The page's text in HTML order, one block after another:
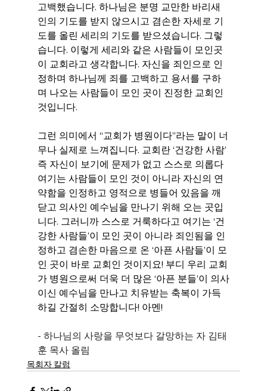
고백했습니다. 하나님은 분명 교만한 바리새
인의 기도를 받지 않으시고 겸손한 자세로 기
도를 올린 세리의 기도를 받으셨습니다. 그렇
습니다. 이렇게 세리와 같은 사람들이 모인곳
이 교회라고 생각합니다. 자신을 죄인으로 인
정하며 하나님께 죄를 고백하고 용서를 구하
며 나오는 사람들이 모인 곳이 진정한 교회인
것입니다.
그런 의미에서 “교회가 병원이다”라는 말이 너
무나 실제로 느껴집니다. 교회란 ‘건강한 사람’
즉 자신이 보기에 문제가 없고 스스로 의롭다
여기는 사람들이 모인 것이 아니라 자신의 연
약함을 인정하고 영적으로 병들어 있음을 깨
닫고 의사인 예수님을 만나기 위해 오는 곳입
니다. 그러니까 스스로 거룩하다고 여기는 ‘건
강한 사람들’이 모인 곳이 아니라 죄인됨을 인
정하고 겸손한 마음으로 온 ‘아픈 사람들’이 모
인 곳이 바로 교회인 것이지요! 부디 우리 교회
가 병원으로써 더욱 더 많은 ‘아픈 분들’이 의사
이신 예수님을 만나고 치유받는 축복이 가득
하길 간절히 소망합니다! 아멘!
- 하나님의 사랑을 무엇보다 갈망하는 자 김태
훈 목사 올림
목회자 칼럼